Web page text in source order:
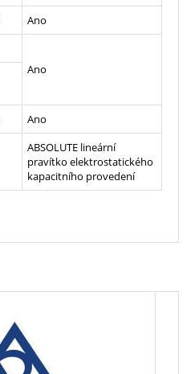
Ano
Ano
Ano
ABSOLUTE lineární
pravítko elektrostatického
kapacitního provedení